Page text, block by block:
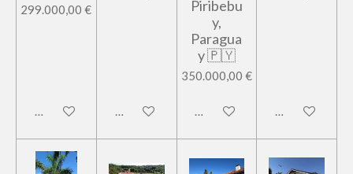
299.000,00 €
In den WarenkorbIn den Warenkorb
Piribebu
y,
Paragua
y 🇵🇾
350.000,00 €
In den WarenkorbIn den